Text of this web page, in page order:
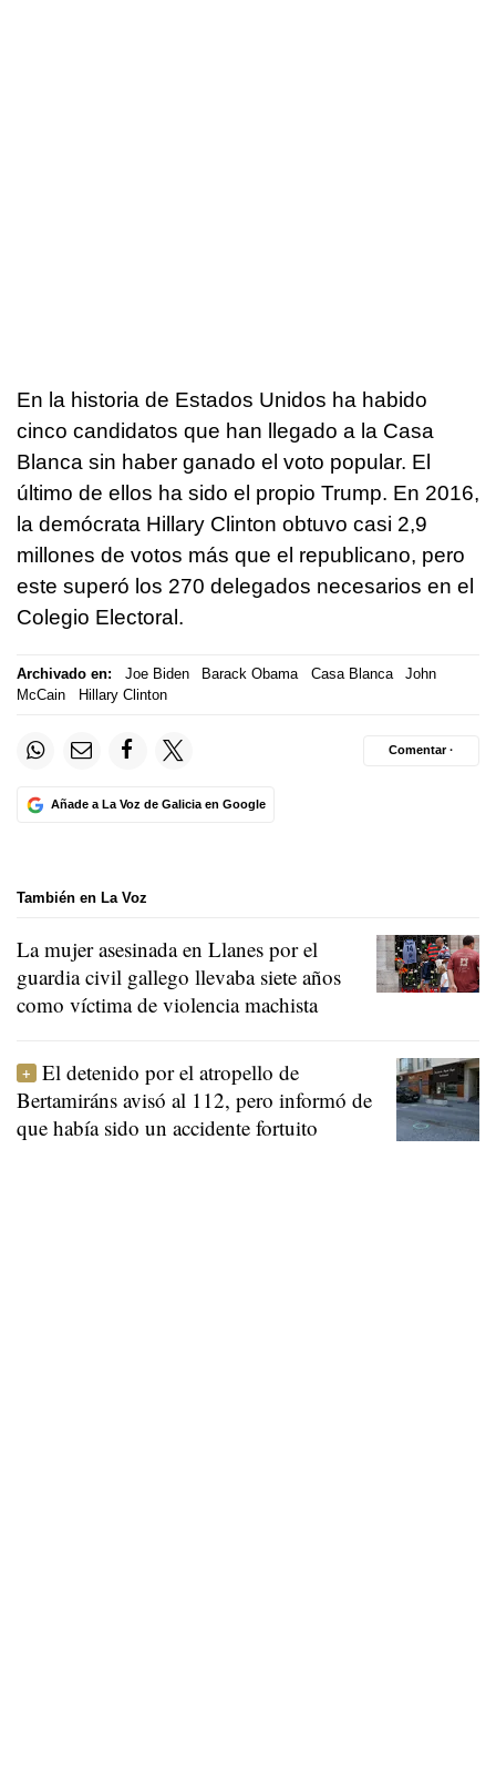
En la historia de Estados Unidos ha habido
cinco candidatos que han llegado a la Casa
Blanca sin haber ganado el voto popular. El
último de ellos ha sido el propio Trump. En 2016,
la demócrata Hillary Clinton obtuvo casi 2,9
millones de votos más que el republicano, pero
este superó los 270 delegados necesarios en el
Colegio Electoral.
Archivado en: Joe Biden Barack Obama Casa Blanca
John
McCain
Hillary Clinton
Añade a La Voz de Galicia en Google
Comentar ·
También en La Voz
La mujer asesinada en Llanes por el
guardia civil gallego llevaba siete años
como víctima de violencia machista
El detenido por el atropello de
Bertamiráns avisó al 112, pero informó de
que había sido un accidente fortuito